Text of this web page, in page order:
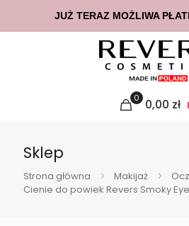
0 0,00 zł
Sklep
Strona główna Makijaż
Cienie do powiek Revers Smoky
JUŻ TERAZ MOŻLIWA